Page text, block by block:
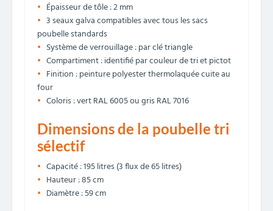
Épaisseur de tôle : 2 mm
3 seaux galva compatibles avec tous les sacs
poubelle standards
Système de verrouillage : par clé triangle
Compartiment : identifié par couleur de tri et pictot
Finition : peinture polyester thermolaquée cuite au
four
Coloris : vert RAL 6005 ou gris RAL 7016
Dimensions de la poubelle tri
sélectif
Capacité : 195 litres (3 flux de 65 litres)
Hauteur : 85 cm
Diamètre : 59 cm